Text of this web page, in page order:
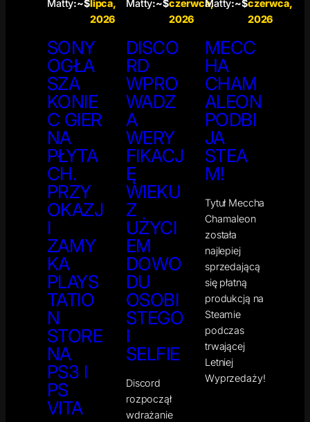
Matty:~$lipca,
2026
SONY
OGŁA
SZA
KONIE
C GIER
NA
PŁYTA
CH.
PRZY
OKAZJ
I
ZAMY
KA
PLAYS
TATIO
N
STORE
NA
PS3 I
PS
VITA
Matty:~$czerwca,
2026
DISCO
RD
WPRO
WADZ
A
WERY
FIKACJ
Ę
WIEKU
Z
UŻYCI
EM
DOWO
DU
OSOBI
STEGO
I
SELFIE
Discord
rozpoczął
wdrażanie
Matty:~$czerwca,
2026
MECC
HA
CHAM
ALEON
PODBI
JA
STEA
M!
Tytuł Meccha
Chamaleon
została
najlepiej
sprzedającą
się płatną
produkcją na
Steamie
podczas
trwającej
Letniej
Wyprzedaży!